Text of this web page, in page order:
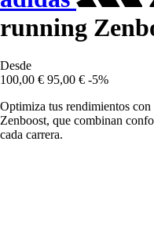
running
Desde
100,00 € 95,00 € -5%
Optimiza tus rendimientos
Zenboost, que combinan
cada carrera.